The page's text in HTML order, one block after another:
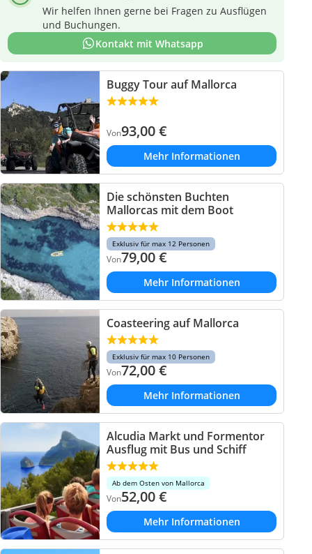
Wir helfen Ihnen gerne bei Fragen zu Ausflügen
und Buchungen.
Kontakt mit Whatsapp
Buggy Tour auf Mallorca
Von93,00€
Mehr Informationen
Die schönsten Buchten
Mallorcas mit dem Boot
Exklusiv für max 12 Personen
Von79,00€
Mehr Informationen
Coasteering auf Mallorca
Exklusiv für max 10 Personen
Von72,00€
Mehr Informationen
Alcudia Markt und Formentor
Ausflug mit Bus und Schiff
Ab dem Osten von Mallorca
Von52,00€
Mehr Informationen